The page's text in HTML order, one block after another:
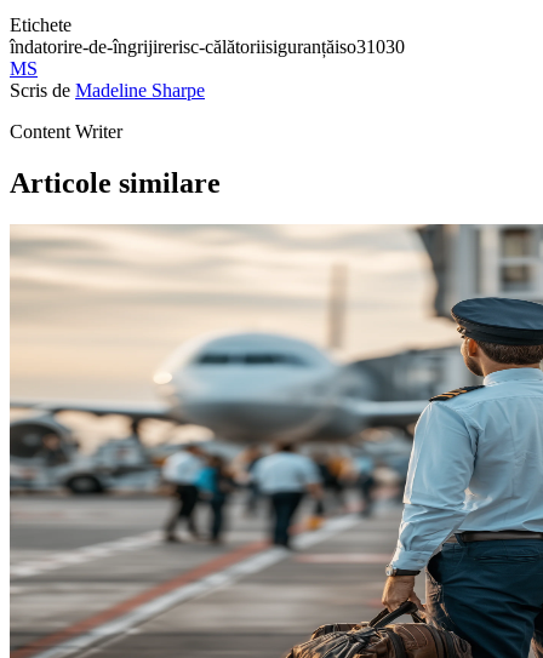
Etichete
îndatorire-de-îngrijirerisc-călătoriisiguranțăiso31030
MS
Scris de Madeline Sharpe
Content Writer
Articole similare